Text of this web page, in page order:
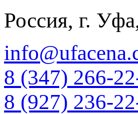
Россия, г.
8 (347)
8 (927)